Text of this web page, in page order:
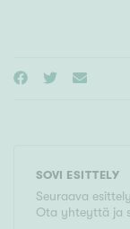
SOVI ESITTELY
Seuraava
Ota yhteyttä ja